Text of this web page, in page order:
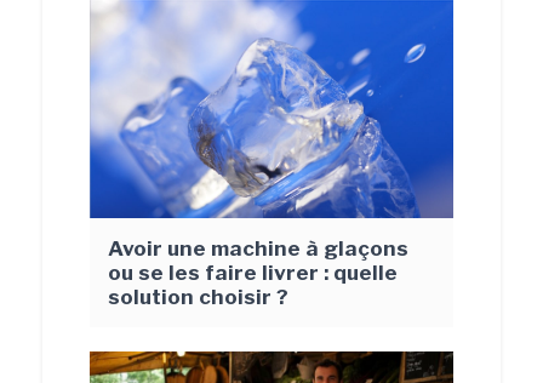
Avoir une machine à glaçons
ou se les faire livrer : quelle
solution choisir ?